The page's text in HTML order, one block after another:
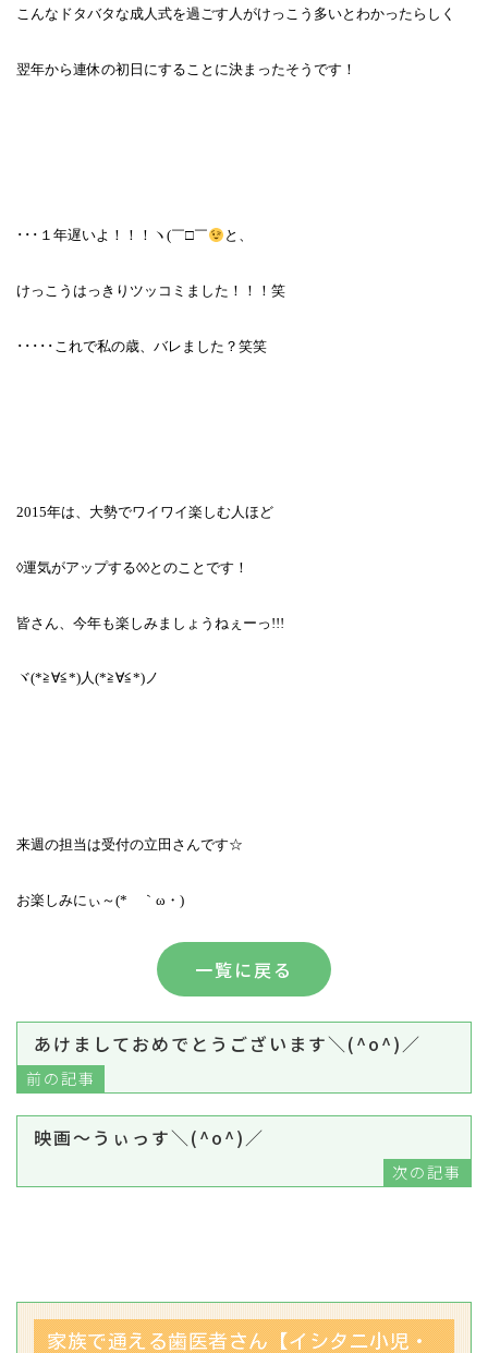
こんなドタバタな成人式を過ごす人がけっこう多いとわかったらしく
翌年から連休の初日にすることに決まったそうです！
･･･１年遅いよ！！！ヽ (￣□￣ と、
けっこうはっきりツッコミました！！！笑
･････これで私の歳、バレました？笑笑
2015年は、大勢でワイワイ楽しむ人ほど
◊運気がアップする◊◊とのことです！
皆さん、今年も楽しみましょうねぇーっ !!!
ヾ(*≧∀≦*)人(*≧∀≦*)ノ
来週の担当は受付の立田さんです☆
お楽しみにぃ～(* ゝ｀ω・ )
あけましておめでとうございます＼(^o^)／
前の記事
一覧に戻る
映画～うぃっす＼(^o^)／
次の記事
家族で通える歯医者さん【イシタニ小児・